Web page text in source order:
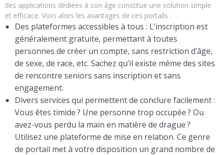
des applications dédiées à son âge constitue une solution simple
et efficace. Voici alors les avantages de ces portails :
Des plateformes accessibles à tous : L’inscription est
généralement gratuite, permettant à toutes
personnes de créer un compte, sans restriction d’âge,
de sexe, de race, etc. Sachez qu’il existe même des sites
de rencontre seniors sans inscription et sans
engagement.
Divers services qui permettent de conclure facilement :
Vous êtes timide ? Une personne trop occupée ? Ou
avez-vous perdu la main en matière de drague ?
Utilisez une plateforme de mise en relation. Ce genre
de portail met à votre disposition un grand nombre de